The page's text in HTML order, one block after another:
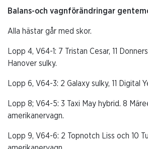
Balans-och vagnförändringar
Alla hästar går med skor.
Lopp 4, V64-1: 7 Tristan Cesar, 11
Hanover sulky.
Lopp 6, V64-3: 2 Galaxy sulky, 11 Digital
Lopp 8; V64-5: 3 Taxi May hybrid. 8
amerikanervagn.
Lopp 9, V64-6: 2 Topnotch Liss och 10